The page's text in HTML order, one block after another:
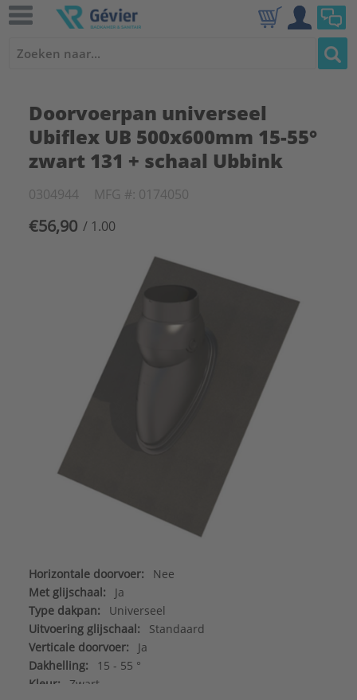
Doorvoerpan universeel
Ubiflex UB 500x600mm 15-55°
zwart 131 + schaal Ubbink
0304944 MFG #: 0174050
€56,90 / 1.00
Horizontale doorvoer:
Nee
Met glijschaal:
Ja
Type dakpan:
Universeel
Uitvoering glijschaal:
Standaard
Verticale doorvoer:
Ja
Dakhelling:
15 - 55 °
Kleur:
Zwart